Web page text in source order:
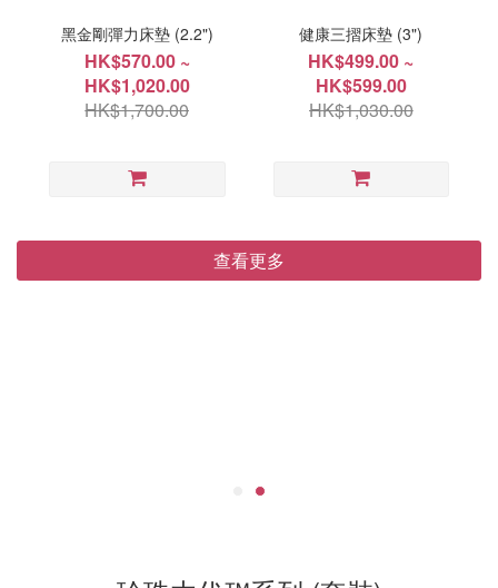
黑金剛彈力床墊 (2.2")
HK$570.00 ~
HK$1,020.00
HK$1,700.00
健康三摺床墊 (3")
HK$499.00 ~
HK$599.00
HK$1,030.00
查看更多